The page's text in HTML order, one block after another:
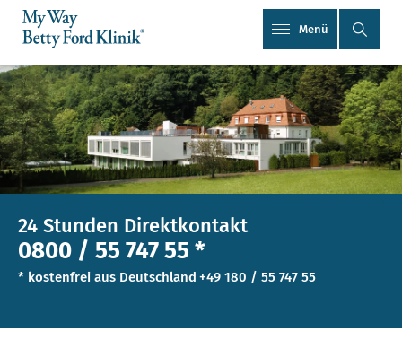
Menü
24 Stunden Direktkontakt
0800 / 55 747 55 *
* kostenfrei aus Deutschland +49 180 / 55 747 55